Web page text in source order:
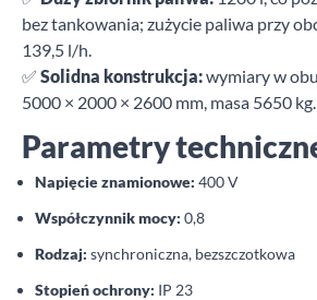
bez tankowania; zużycie paliwa przy
139,5 l/h.
✅ Solidna konstrukcja:wymiary w
5000 × 2000 × 2600 mm, masa 5650 kg.
Parametry
Napięcie znamionowe: 400 V
Współczynnik mocy: 0,8
Rodzaj: synchroniczna, bezszczotkowa
Stopień ochrony: IP 23